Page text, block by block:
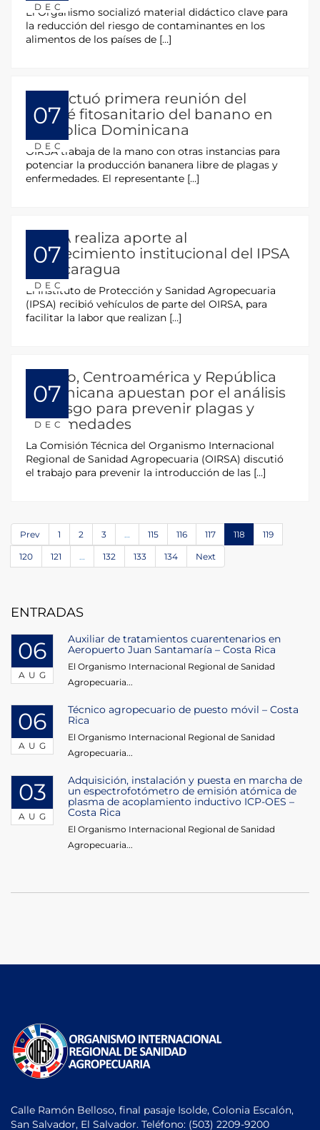
DEC
El Organismo socializó material didáctico clave para
la reducción del riesgo de contaminantes en los
alimentos de los países de […]
07
DEC
Se efectuó primera reunión del
comité fitosanitario del banano en
República Dominicana
OIRSA trabaja de la mano con otras instancias para
potenciar la producción bananera libre de plagas y
enfermedades. El representante […]
07
DEC
OIRSA realiza aporte al
fortalecimiento institucional del IPSA
en Nicaragua
El Instituto de Protección y Sanidad Agropecuaria
(IPSA) recibió vehículos de parte del OIRSA, para
facilitar la labor que realizan […]
07
DEC
México, Centroamérica y República
Dominicana apuestan por el análisis
de riesgo para prevenir plagas y
enfermedades
La Comisión Técnica del Organismo Internacional
Regional de Sanidad Agropecuaria (OIRSA) discutió
el trabajo para prevenir la introducción de las […]
Prev 1 2 3 … 115 116 117 118 119
120 121 … 132 133 134 Next
ENTRADAS
06
AUG
Auxiliar de tratamientos cuarentenarios en
Aeropuerto Juan Santamaría – Costa Rica
El Organismo Internacional Regional de Sanidad
Agropecuaria...
06
AUG
Técnico agropecuario de puesto móvil – Costa
Rica
El Organismo Internacional Regional de Sanidad
Agropecuaria...
03
AUG
Adquisición, instalación y puesta en marcha de
un espectrofotómetro de emisión atómica de
plasma de acoplamiento inductivo ICP-OES –
Costa Rica
El Organismo Internacional Regional de Sanidad
Agropecuaria...
Calle Ramón Belloso, final pasaje Isolde, Colonia Escalón,
San Salvador, El Salvador. Teléfono: (503) 2209-9200